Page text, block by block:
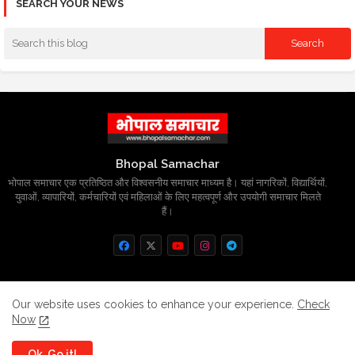
SEARCH YOUR NEWS
Bhopal Samachar
भोपाल समाचार एक प्रतिष्ठित और विश्वसनीय समाचार माध्यम है। यहां नागरिकों, विद्यार्थियों,
युवाओं, व्यापारियों, कर्मचारियों एवं महिलाओं के लिए महत्वपूर्ण और उपयोगी समाचार मिलते
हैं।
Home About Contact us
Privacy Policy
Our website uses cookies to enhance your experience. Check
Now